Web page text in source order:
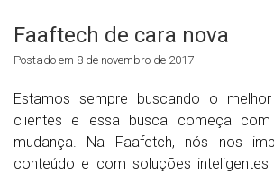
Faaftech de cara nova
Postado em 8 de novembro de 2017
Estamos sempre buscando o
clientes e essa busca começa
mudança. Na Faafetch, nós nos
conteúdo e com soluções inteligentes